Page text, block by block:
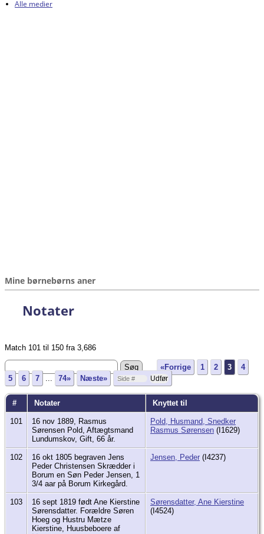
Alle medier
Mine børnebørns aner
Notater
Match 101 til 150 fra 3,686
«Forrige 1 2 3
4
5
6 7 ... 74» Næste»
# Notater Knyttet til
101
16 nov 1889, Rasmus
Sørensen Pold, Aftægtsmand
Lundumskov, Gift, 66 år.
Pold, Husmand, Snedker
Rasmus Sørensen (I1629)
102
16 okt 1805 begraven Jens
Peder Christensen Skrædder i
Borum en Søn Peder Jensen, 1
3/4 aar på Borum Kirkegård.
Jensen, Peder (I4237)
103
16 sept 1819 født Ane Kierstine
Sørensdatter. Forældre Søren
Hoeg og Hustru Mætze
Kierstine, Huusbeboere af
Sørensdatter, Ane Kierstine
(I4524)